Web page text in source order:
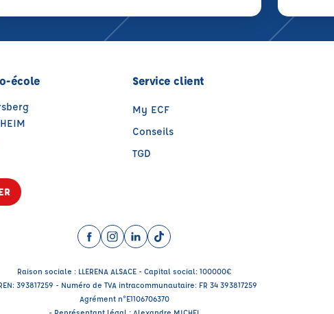
école Service client
My ECF
Conseils
TGD
Facebook (nouvelle fenêtre)
Instagram (nouvelle fenêtre)
LinkedIn (nouvelle fenêtre)
TikTok (nouvelle fenêtre)
Raison sociale : LLERENA ALSACE - Capital social: 100000€
393817259 - Numéro de TVA intracommunautaire: FR 34 393817259
Agrément n°E1106706370